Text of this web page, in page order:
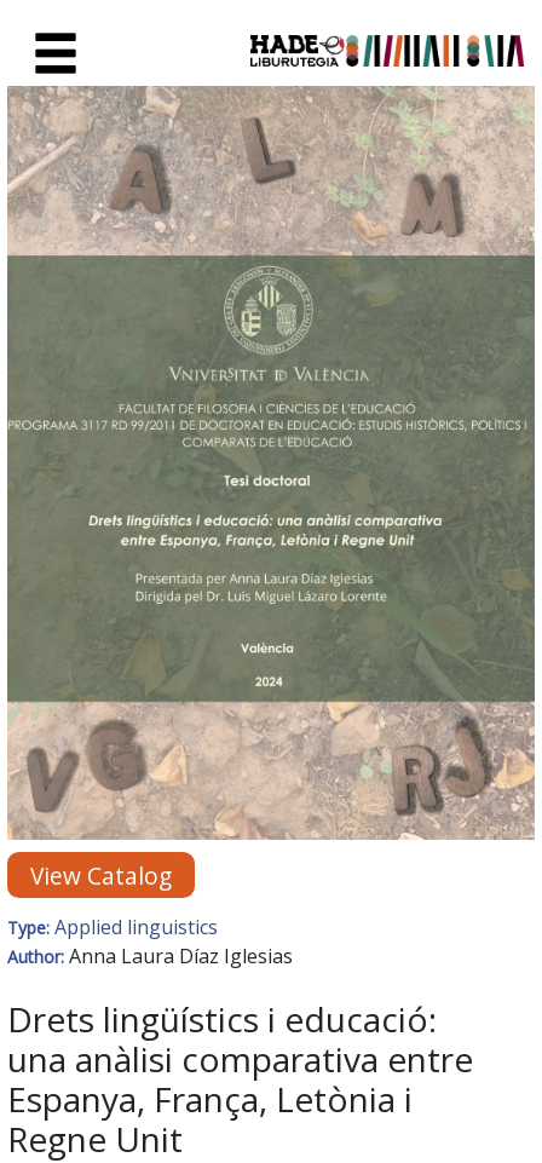
New Books Card - Liburutegia
View Catalog
Type: Applied linguistics
Author: Anna Laura Díaz Iglesias
Drets lingüístics i educació:
una anàlisi comparativa entre
Espanya, França, Letònia i
Regne Unit